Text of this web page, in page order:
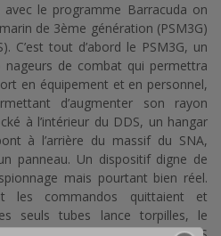
le programme Barracuda on
de 3ème génération (PSM3G)
C’est tout d’abord le PSM3G, un
de combat qui permettra
en équipement et en personnel,
d’augmenter son rayon
à l’intérieur du DDS, un hangar
à l’arrière du massif du SNA,
panneau. Un dispositif digne de
mais pourtant bien réel.
les commandos quittaient et
seuls tubes lance torpilles, le